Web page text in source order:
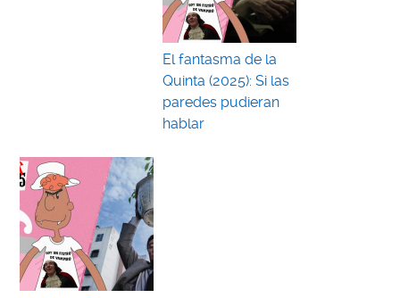
El fantasma de la
Quinta (2025): Si las
paredes pudieran
hablar